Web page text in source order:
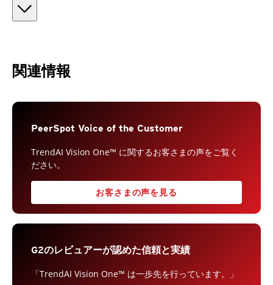
関連情報
PeerSpot Voice of the Customer
TrendAI Vision One™ に関するお客さまの声をご覧く
ださい。
お客さまの声を見る
G2のレビュアーが認めた信頼と実績
「TrendAI Vision One™ は一歩先を行っています。」